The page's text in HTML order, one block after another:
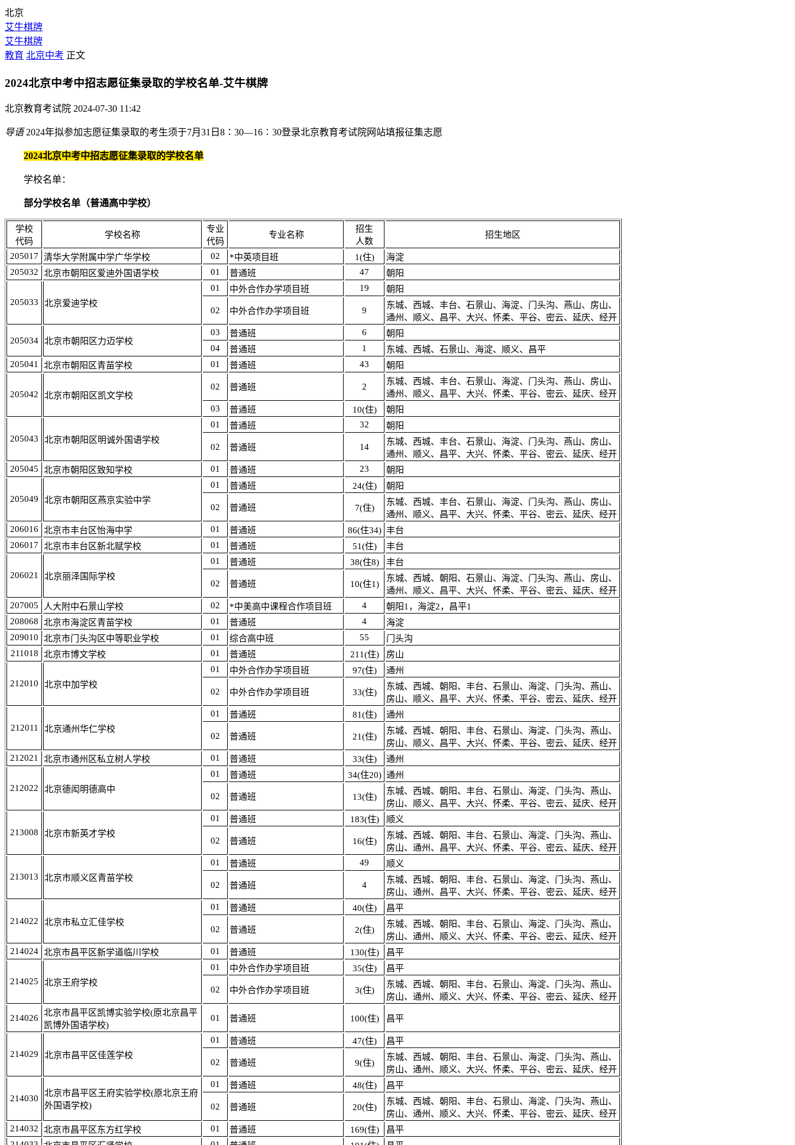
北京
艾牛棋牌
艾牛棋牌
教育 北京中考 正文
2024北京中考中招志愿征集录取的学校名单-艾牛棋牌
北京教育考试院 2024-07-30 11:42
导语2024年拟参加志愿征集录取的考生须于7月31日8∶30—16∶30登录北京教育考试院网站填报征集志愿
2024北京中考中招志愿征集录取的学校名单
学校名单：
部分学校名单（普通高中学校）
学校
代码
学校名称
专业
代码
专业名称
招生
人数
招生地区
205017 清华大学附属中学广华学校 02 *中英项目班 1(住)
海淀
205032
北京市朝阳区爱迪外国语学校 01 普通班 47 朝阳
205033 北京爱迪学校
01 中外合作办学项目班 19 朝阳
02 中外合作办学项目班 9
东城、西城、丰台、石景山、海淀、门头沟、燕山、房山、
通州、顺义、昌平、大兴、怀柔、平谷、密云、延庆、经开
205034 北京市朝阳区力迈学校
03 普通班 6
朝阳
04
普通班 1
东城、西城、石景山、海淀、顺义、昌平
205041
北京市朝阳区青苗学校 01 普通班 43 朝阳
205042 北京市朝阳区凯文学校
02 普通班 2
东城、西城、丰台、石景山、海淀、门头沟、燕山、房山、
通州、顺义、昌平、大兴、怀柔、平谷、密云、延庆、经开
03
普通班 10(住) 朝阳
205043 北京市朝阳区明诚外国语学校
01 普通班 32 朝阳
02 普通班 14
东城、西城、丰台、石景山、海淀、门头沟、燕山、房山、
通州、顺义、昌平、大兴、怀柔、平谷、密云、延庆、经开
205045
北京市朝阳区致知学校 01 普通班 23 朝阳
205049 北京市朝阳区燕京实验中学
01 普通班 24(住) 朝阳
02 普通班 7(住)
东城、西城、丰台、石景山、海淀、门头沟、燕山、房山、
通州、顺义、昌平、大兴、怀柔、平谷、密云、延庆、经开
206016
北京市丰台区怡海中学 01 普通班 86(住34) 丰台
206017
北京市丰台区新北赋学校 01 普通班 51(住) 丰台
206021 北京丽泽国际学校
01 普通班 38(住8) 丰台
02 普通班 10(住1)
东城、西城、朝阳、石景山、海淀、门头沟、燕山、房山、
通州、顺义、昌平、大兴、怀柔、平谷、密云、延庆、经开
207005
人大附中石景山学校 02 *中美高中课程合作项目班 4
朝阳1，海淀2，昌平1
208068
北京市海淀区青苗学校 01 普通班 4
海淀
209010
北京市门头沟区中等职业学校 01 综合高中班 55
门头沟
211018
北京市博文学校 01 普通班 211(住) 房山
212010 北京中加学校
01 中外合作办学项目班 97(住) 通州
02 中外合作办学项目班 33(住)
东城、西城、朝阳、丰台、石景山、海淀、门头沟、燕山、
房山、顺义、昌平、大兴、怀柔、平谷、密云、延庆、经开
212011 北京通州华仁学校
01 普通班 81(住) 通州
02 普通班 21(住)
东城、西城、朝阳、丰台、石景山、海淀、门头沟、燕山、
房山、顺义、昌平、大兴、怀柔、平谷、密云、延庆、经开
212021
北京市通州区私立树人学校 01 普通班 33(住) 通州
212022 北京德闳明德高中
01 普通班 34(住20) 通州
02 普通班 13(住)
东城、西城、朝阳、丰台、石景山、海淀、门头沟、燕山、
房山、顺义、昌平、大兴、怀柔、平谷、密云、延庆、经开
213008 北京市新英才学校
01 普通班 183(住) 顺义
02 普通班 16(住)
东城、西城、朝阳、丰台、石景山、海淀、门头沟、燕山、
房山、通州、昌平、大兴、怀柔、平谷、密云、延庆、经开
213013 北京市顺义区青苗学校
01 普通班 49 顺义
02 普通班 4
东城、西城、朝阳、丰台、石景山、海淀、门头沟、燕山、
房山、通州、昌平、大兴、怀柔、平谷、密云、延庆、经开
214022 北京市私立汇佳学校
01 普通班 40(住) 昌平
02 普通班 2(住)
东城、西城、朝阳、丰台、石景山、海淀、门头沟、燕山、
房山、通州、顺义、大兴、怀柔、平谷、密云、延庆、经开
214024 北京市昌平区新学道临川学校 01 普通班 130(住) 昌平
214025 北京王府学校
01 中外合作办学项目班 35(住) 昌平
02 中外合作办学项目班 3(住)
东城、西城、朝阳、丰台、石景山、海淀、门头沟、燕山、
房山、通州、顺义、大兴、怀柔、平谷、密云、延庆、经开
214026
北京市昌平区凯博实验学校(原北京昌平
凯博外国语学校)
01 普通班 100(住) 昌平
214029 北京市昌平区佳莲学校
01 普通班 47(住) 昌平
02 普通班 9(住)
东城、西城、朝阳、丰台、石景山、海淀、门头沟、燕山、
房山、通州、顺义、大兴、怀柔、平谷、密云、延庆、经开
214030
北京市昌平区王府实验学校(原北京王府
外国语学校)
01 普通班 48(住) 昌平
02 普通班 20(住)
东城、西城、朝阳、丰台、石景山、海淀、门头沟、燕山、
房山、通州、顺义、大兴、怀柔、平谷、密云、延庆、经开
214032
北京市昌平区东方红学校 01 普通班 169(住)
昌平